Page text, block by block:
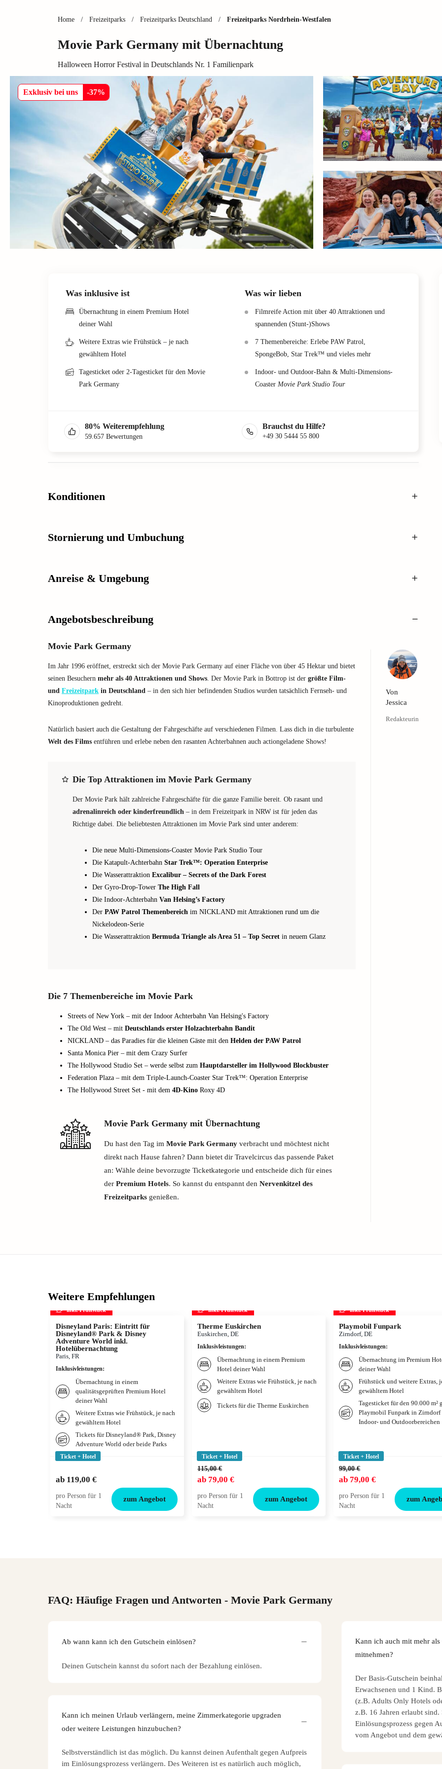
Home / Freizeitparks / Freizeitparks Deutschland / Freizeitparks Nordrhein-Westfalen
Movie Park Germany mit Übernachtung
Halloween Horror Festival in Deutschlands Nr. 1 Familienpark
Exklusiv bei uns -37%
Was inklusive ist
Übernachtung in einem Premium Hotel
deiner Wahl
Weitere Extras wie Frühstück – je nach
gewähltem Hotel
Tagesticket oder 2-Tagesticket für den Movie
Park Germany
Was wir lieben
Filmreife Action mit über 40 Attraktionen und
spannenden (Stunt-)Shows
7 Themenbereiche: Erlebe PAW Patrol,
SpongeBob, Star Trek™ und vieles mehr
Indoor- und Outdoor-Bahn & Multi-Dimensions-
Coaster Movie Park Studio Tour
80% Weiterempfehlung
59.657 Bewertungen
Brauchst du Hilfe?
+49 30 5444 55 800
Konditionen
Stornierung und Umbuchung
Anreise & Umgebung
Angebotsbeschreibung
Movie Park Germany
Im Jahr 1996 eröffnet, erstreckt sich der Movie Park Germany auf einer Fläche von über 45 Hektar und bietet
seinen Besuchern mehr als 40 Attraktionen und Shows. Der Movie Park in Bottrop ist der größte Film-
und Freizeitpark in Deutschland – in den sich hier befindenden Studios wurden tatsächlich Fernseh- und
Kinoproduktionen gedreht.
Natürlich basiert auch die Gestaltung der Fahrgeschäfte auf verschiedenen Filmen. Lass dich in die turbulente
Welt des Films entführen und erlebe neben den rasanten Achterbahnen auch actiongeladene Shows!
Die Top Attraktionen im Movie Park Germany
Der Movie Park hält zahlreiche Fahrgeschäfte für die ganze Familie bereit. Ob rasant und
adrenalinreich oder kinderfreundlich – in dem Freizeitpark in NRW ist für jeden das
Richtige dabei. Die beliebtesten Attraktionen im Movie Park sind unter anderem:
Die neue Multi-Dimensions-Coaster Movie Park Studio Tour
Die Katapult-Achterbahn Star Trek™: Operation Enterprise
Die Wasserattraktion Excalibur – Secrets of the Dark Forest
Der Gyro-Drop-Tower The High Fall
Die Indoor-Achterbahn Van Helsing’s Factory
Der PAW Patrol Themenbereich im NICKLAND mit Attraktionen rund um die
Nickelodeon-Serie
Die Wasserattraktion Bermuda Triangle als Area 51 – Top Secret in neuem Glanz
Die 7 Themenbereiche im Movie Park
Streets of New York – mit der Indoor Achterbahn Van Helsing's Factory
The Old West – mit Deutschlands erster Holzachterbahn Bandit
NICKLAND – das Paradies für die kleinen Gäste mit den Helden der PAW Patrol
Santa Monica Pier – mit dem Crazy Surfer
The Hollywood Studio Set – werde selbst zum Hauptdarsteller im Hollywood Blockbuster
Federation Plaza – mit dem Triple-Launch-Coaster Star Trek™: Operation Enterprise
The Hollywood Street Set - mit dem 4D-Kino Roxy 4D
Movie Park Germany mit Übernachtung
Du hast den Tag im Movie Park Germany verbracht und möchtest nicht
direkt nach Hause fahren? Dann bietet dir Travelcircus das passende Paket
an: Wähle deine bevorzugte Ticketkategorie und entscheide dich für eines
der Premium Hotels. So kannst du entspannt den Nervenkitzel des
Freizeitparks genießen.
Von
Jessica
Redakteurin
Weitere Empfehlungen
inkl. Frühstück
Disneyland Paris: Eintritt für
Disneyland® Park & Disney
Adventure World inkl.
Hotelübernachtung
Paris, FR
Inklusivleistungen:
Übernachtung in einem
qualitätsgeprüften Premium Hotel
deiner Wahl
Weitere Extras wie Frühstück, je nach
gewähltem Hotel
Tickets für Disneyland® Park, Disney
Adventure World oder beide Parks
Ticket + Hotel
ab 119,00 €
pro Person für 1
Nacht
zum Angebot
inkl. Frühstück
Therme Euskirchen
Euskirchen, DE
Inklusivleistungen:
Übernachtung in einem Premium
Hotel deiner Wahl
Weitere Extras wie Frühstück, je nach
gewähltem Hotel
Tickets für die Therme Euskirchen
Ticket + Hotel
115,00 €
ab 79,00 €
pro Person für 1
Nacht
zum Angebot
inkl. Frühstück
Playmobil Funpark
Zirndorf, DE
Inklusivleistungen:
Übernachtung im Premium
deiner Wahl
Frühstück und weitere Extras,
gewähltem Hotel
Tagesticket für den 90.000 m²
Playmobil Funpark in Zirndorf
Indoor- und Outdoorbereichen
Ticket + Hotel
99,00 €
ab 79,00 €
pro Person für 1
Nacht
zum
FAQ: Häufige Fragen und Antworten - Movie Park Germany
Ab wann kann ich den Gutschein einlösen?
Deinen Gutschein kannst du sofort nach der Bezahlung einlösen.
Kann ich meinen Urlaub verlängern, meine Zimmerkategorie upgraden
oder weitere Leistungen hinzubuchen?
Selbstverständlich ist das möglich. Du kannst deinen Aufenthalt gegen Aufpreis
im Einlösungsprozess verlängern. Des Weiteren ist es natürlich auch möglich,
Kann ich auch mit mehr
mitnehmen?
Der Basis-Gutschein
Erwachsenen und 1 Kind.
(z.B. Adults Only Hotels
z.B. 16 Jahren erlaubt
Einlösungsprozess gegen
vom Angebot und dem